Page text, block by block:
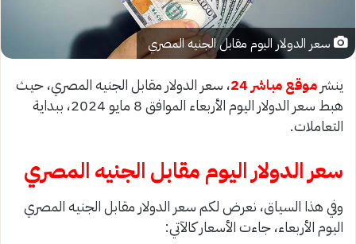
سعر الدولار اليوم مقابل الجنيه المصري
ينشر موقع مباشر 24
، سعر الدولار مقابل الجنيه المصري، حيث
هبط سعر الدولار اليوم الأربعاء الموافق 8 مايو 2024، ببداية
التعاملات.
سعر الدولار اليوم مقابل الجنيه المصري
وفي هذا السياق، نعرض لكم سعر الدولار مقابل الجنيه المصري
اليوم الأربعاء، جاءت الأسعار كالآتي: